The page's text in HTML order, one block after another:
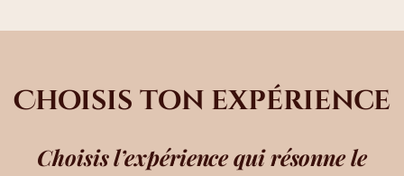
Choisis ton expérience
Choisis l’expérience qui résonne le